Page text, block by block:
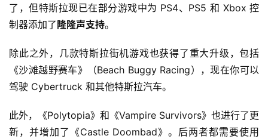
了，但特斯拉现已在部分游戏中为 PS4、PS5 和 Xbox 控
制器添加了 隆隆声支持。
除此之外，几款特斯拉街机游戏也获得了重大升级，包括
《沙滩越野赛车》（Beach Buggy Racing），现在你可以
驾驶 Cybertruck 和其他特斯拉汽车。
此外，《Polytopia》和《Vampire Survivors》也进行了更
新，并增加了《Castle Doombad》。后两者都需要使用